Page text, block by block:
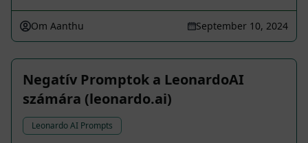
Om Aanthu September 10, 2024
Negatív Promptok a LeonardoAI
számára (leonardo.ai)
Leonardo AI Prompts